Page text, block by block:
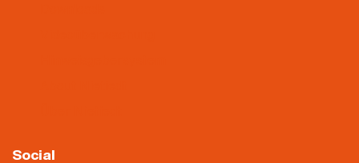
Social